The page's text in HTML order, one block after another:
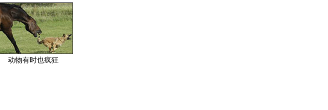
动物有时也疯狂